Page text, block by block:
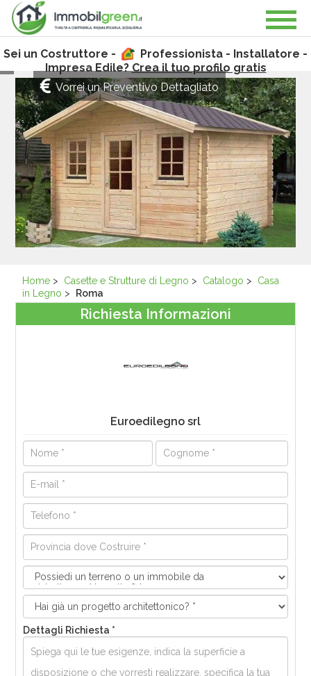
Sei un Costruttore -
Professionista - Installatore -
Impresa Edile?Crea il tuo profilo gratis
Vorrei un Preventivo Dettagliato
Home > Casette e Strutture di Legno > Catalogo > Casa
in Legno > Roma
Richiesta Informazioni
Euroedilegno srl
Dettagli Richiesta *